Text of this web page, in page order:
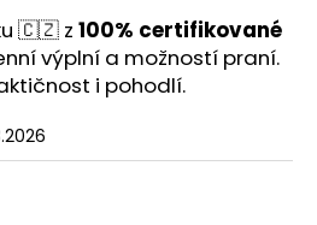
🇨🇿 z 100% certifikované
výplní a možností praní.
i pohodlí.